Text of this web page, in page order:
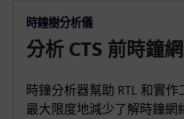
時鐘樹分析儀
分析 CTS 前時鐘
時鐘分析器幫助 RTL 和實
最大限度地減少了解時鐘網